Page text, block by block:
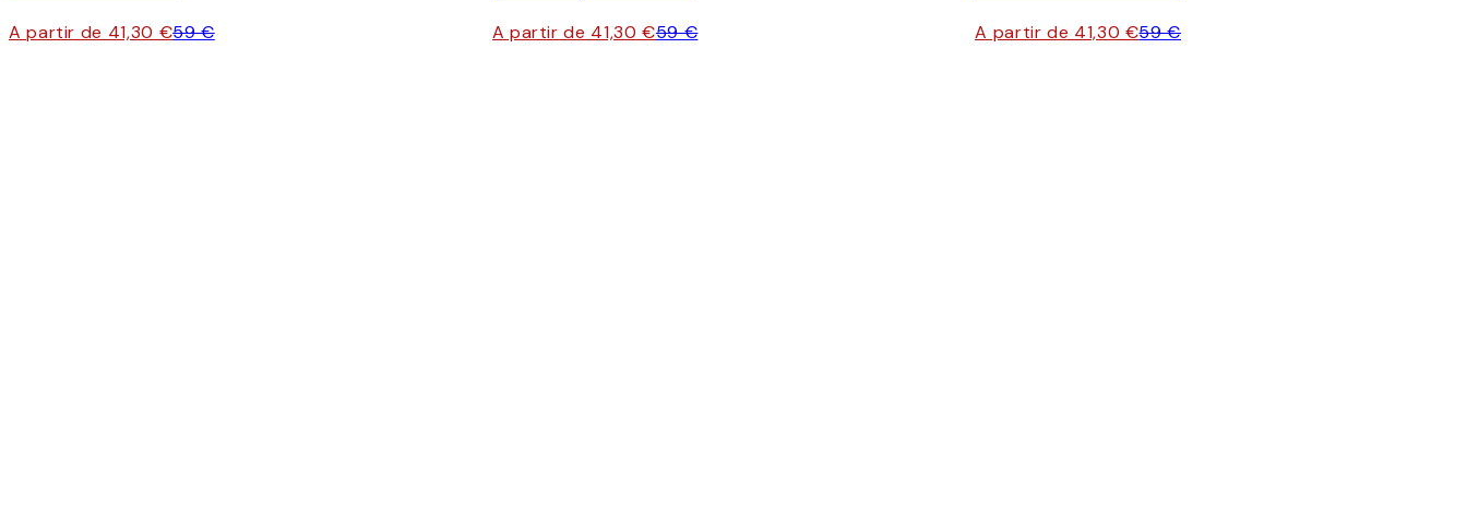
A partir de 41,30 €59 € A partir de 41,30 €59 € A partir de 41,30 €59 €